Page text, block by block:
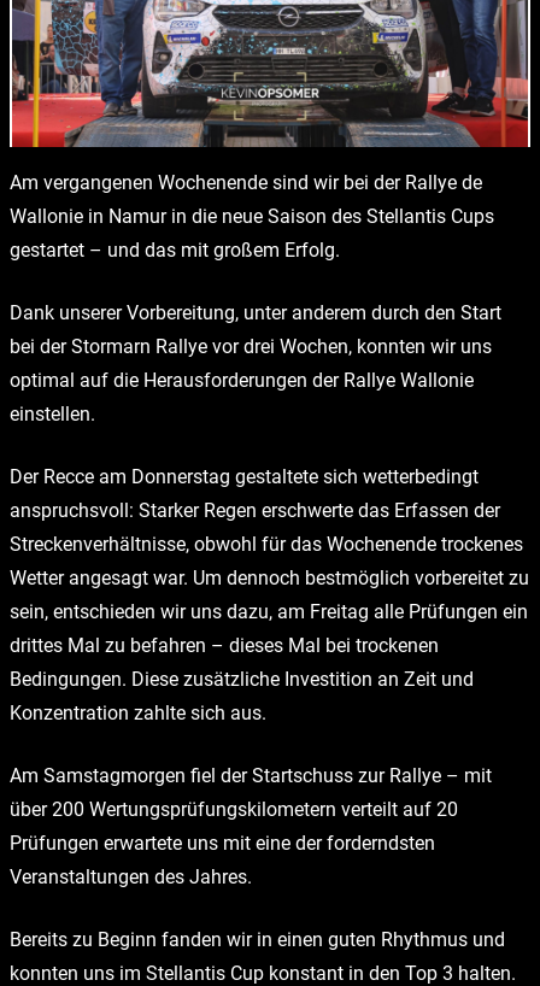
Am vergangenen Wochenende sind wir bei der Rallye de
Wallonie in Namur in die neue Saison des Stellantis Cups
gestartet – und das mit großem Erfolg.
Dank unserer Vorbereitung, unter anderem durch den Start
bei der Stormarn Rallye vor drei Wochen, konnten wir uns
optimal auf die Herausforderungen der Rallye Wallonie
einstellen.
Der Recce am Donnerstag gestaltete sich wetterbedingt
anspruchsvoll: Starker Regen erschwerte das Erfassen der
Streckenverhältnisse, obwohl für das Wochenende trockenes
Wetter angesagt war. Um dennoch bestmöglich vorbereitet zu
sein, entschieden wir uns dazu, am Freitag alle Prüfungen ein
drittes Mal zu befahren – dieses Mal bei trockenen
Bedingungen. Diese zusätzliche Investition an Zeit und
Konzentration zahlte sich aus.
Am Samstagmorgen fiel der Startschuss zur Rallye – mit
über 200 Wertungsprüfungskilometern verteilt auf 20
Prüfungen erwartete uns mit eine der forderndsten
Veranstaltungen des Jahres.
Bereits zu Beginn fanden wir in einen guten Rhythmus und
konnten uns im Stellantis Cup konstant in den Top 3 halten.